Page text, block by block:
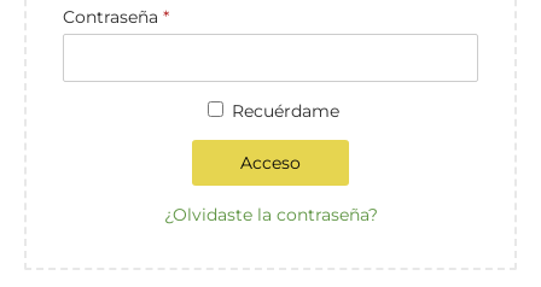
Contraseña *
Recuérdame
Acceso
¿Olvidaste la contraseña?